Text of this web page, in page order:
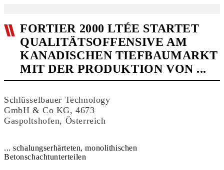
FORTIER 2000 LTÉE STARTET
QUALITÄTSOFFENSIVE AM
KANADISCHEN TIEFBAUMARKT
MIT DER PRODUKTION VON ...
Schlüsselbauer Technology
GmbH & Co KG, 4673
Gaspoltshofen, Österreich
... schalungserhärteten, monolithischen
Betonschachtunterteilen